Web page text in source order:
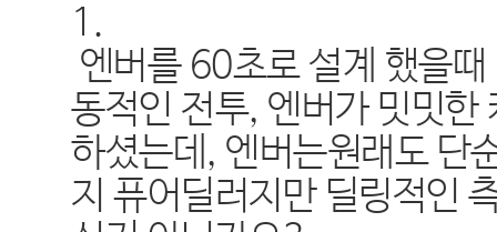
1.
엔버를 60초로 설계 했을
동적인 전투, 엔버가 밋밋한
하셨는데, 엔버는원래도 단
지 퓨어딜러지만 딜링적인